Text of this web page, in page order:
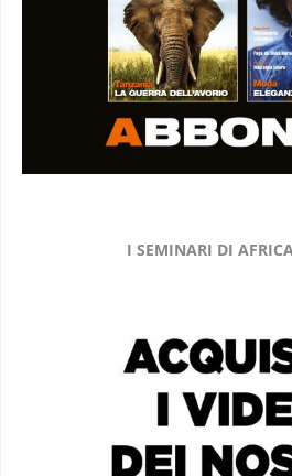
I SEMINARI DI